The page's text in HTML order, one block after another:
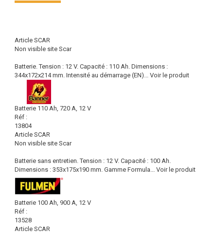
Article SCAR
Non visible site Scar
Batterie. Tension : 12 V. Capacité : 110 Ah. Dimensions :
344x172x214 mm. Intensité au démarrage (EN)... Voir le produit
Batterie 110 Ah, 720 A, 12 V
Réf :
13804
Article SCAR
Non visible site Scar
Batterie sans entretien. Tension : 12 V. Capacité : 100 Ah.
Dimensions : 353x175x190 mm. Gamme Formula... Voir le produit
Batterie 100 Ah, 900 A, 12 V
Réf :
13528
Article SCAR